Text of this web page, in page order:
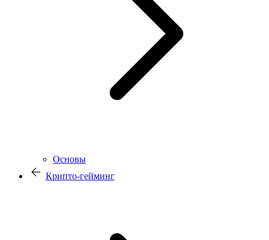
Основы
Крипто-гейминг